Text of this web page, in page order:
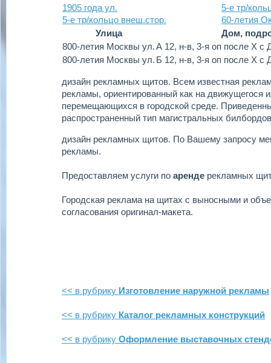
1905 года ул.
5-е тр/кольцо внеш.стор.
5-е тр/
60-летия
Улица
Дом,
800-летия Москвы ул.А 12, н-в, 3-я оп после Х
800-летия Москвы ул. Б 12, н-в, 3-я оп после Х
дизайн рекламных щитов. Всем известная
рекламы, ориентированный как на движущегося
перемещающихся в городской среде.
распространенный тип магистральных
дизайн рекламных щитов. По Вашему запросу
рекламы.
Предоставляем услуги по аренде рекламных
Городская реклама на щитах с выносными и
согласования оригинал-макета.
<< в рубрику Изготовление наружной рекламы
<< в рубрику Каталог рекламных конструкций
<< в рубрику Оформление выставочных